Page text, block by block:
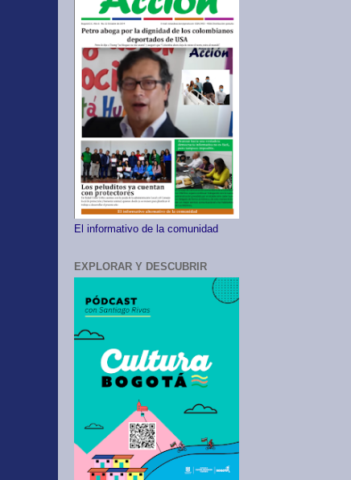
El informativo de la comunidad
EXPLORAR Y DESCUBRIR